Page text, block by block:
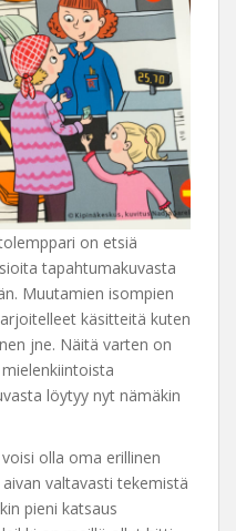
on etsiä
tapahtumakuvasta
Muutamien isompien
käsitteitä kuten
jne. Näitä varten on
löytyy nyt nämäkin
olla oma erillinen
valtavasti tekemistä
pieni katsaus